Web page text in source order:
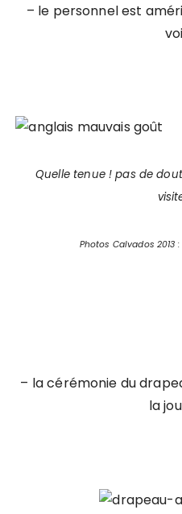
– le personnel est
Quelle tenue ! pas de
Photos Calvados 2013
– la cérémonie du
la